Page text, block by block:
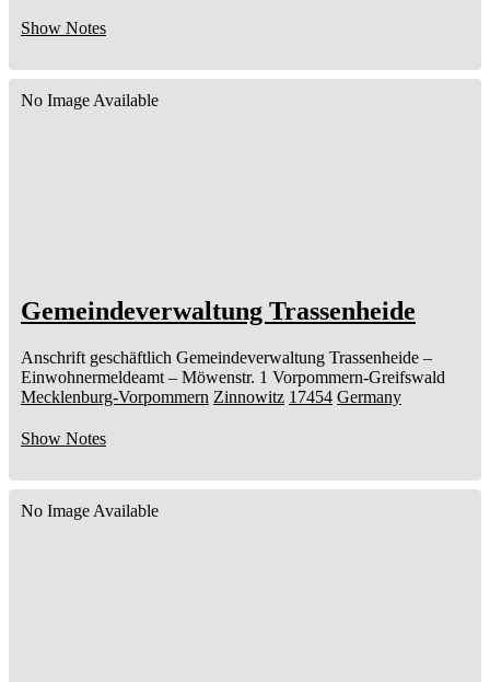
Show Notes
No Image Available
Gemeindeverwaltung Trassenheide
Anschrift geschäftlich Gemeindeverwaltung Trassenheide –
Einwohnermeldeamt – Möwenstr. 1 Vorpommern-Greifswald
Mecklenburg-Vorpommern Zinnowitz 17454 Germany
Show Notes
No Image Available